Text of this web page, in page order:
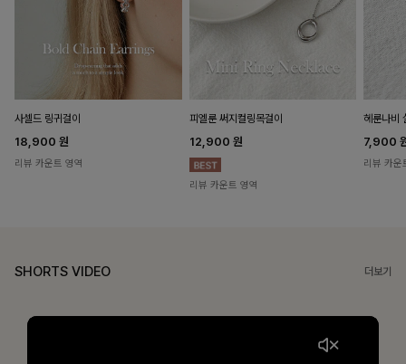
사셀드 링귀걸이
18,900 원
리뷰 카운트 영역
피엘룬 써지컬링목걸이
12,900 원
리뷰 카운트 영역
헤룬나비
7,900
리뷰 카운
SHORTS VIDEO 더보기